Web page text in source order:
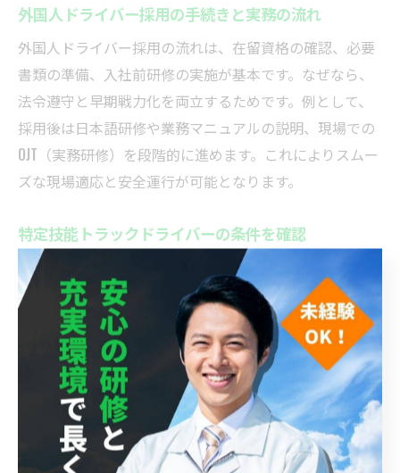
外国人ドライバー採用の手続きと実務の流れ
外国人ドライバー採用の流れは、在留資格の確認、必要
書類の準備、入社前研修の実施が基本です。なぜなら、
法令遵守と早期戦力化を両立するためです。例として、
採用後は日本語研修や業務マニュアルの説明、現場での
OJT（実務研修）を段階的に進めます。これによりスムー
ズな現場適応と安全運行が可能となります。
特定技能トラックドライバーの条件を確認
特定技能トラックドライバーには、一定の運転経験や日
本語能力、関連資格の取得が求められます。なぜなら、
安全運行と円滑なコミュニケーションが必要だからで
す。具体例として、特定技能評価試験の合格や、業務に
応じた運転免許の保有が条件となります。これにより、
即戦力として現場で活躍できる人材を確保できます。
ドライバー受け入れ時の企業の準備事項